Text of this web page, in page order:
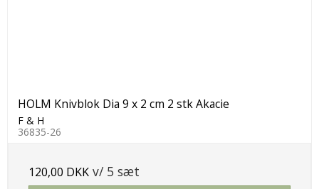
HOLM Knivblok Dia 9 x 2 cm 2 stk Akacie
F & H
36835-26
120,00 DKK v/ 5 sæt